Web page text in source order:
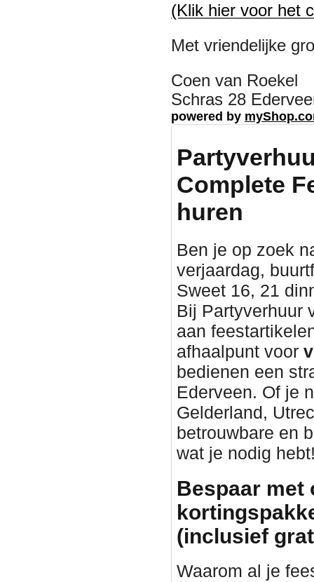
(Klik hier voor het
Met vriendelijke
Coen van Roekel
Schras 28
powered by
Complete
huren
Ben je op zoek
verjaardag,
Sweet 16, 21
Bij Partyverhuur
aan
afhaalpunt voor
bedienen een
Ederveen. Of je
Gelderland,
betrouwbare en
wat je nodig
Bespaar met
(inclusief
Waarom al je